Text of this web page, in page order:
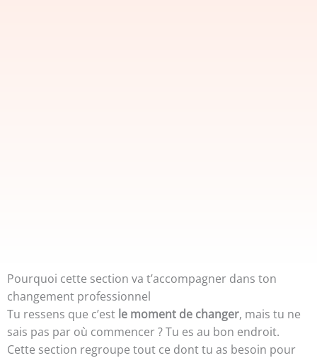
Pourquoi cette section va t’accompagner dans ton
changement professionnel
Tu ressens que c’est le moment de changer, mais tu ne
sais pas par où commencer ? Tu es au bon endroit.
Cette section regroupe tout ce dont tu as besoin pour